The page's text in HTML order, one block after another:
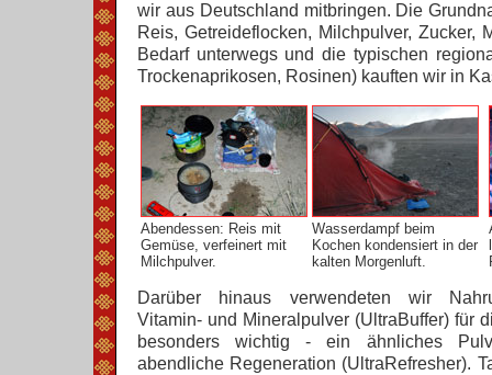
wir aus Deutschland mitbringen. Die
Reis, Getreideflocken, Milchpulver, Zucker,
Bedarf unterwegs und die typischen
Trockenaprikosen, Rosinen) kauften wir in
Abendessen: Reis mit
Gemüse, verfeinert mit
Milchpulver.
Wasserdampf beim
Kochen kondensiert in der
kalten Morgenluft.
Darüber hinaus verwendeten wir
Vitamin- und Mineralpulver (UltraBuffer) für
besonders wichtig - ein ähnliches
abendliche Regeneration (UltraRefresher).